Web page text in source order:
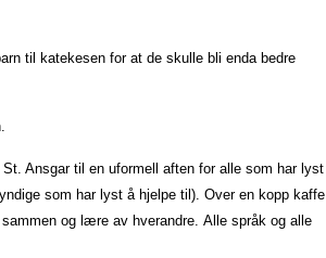
til katekesen for at de skulle bli enda bedre
Ansgar til en uformell aften for alle som har lyst
som har lyst å hjelpe til). Over en kopp kaffe
og lære av hverandre. Alle språk og alle